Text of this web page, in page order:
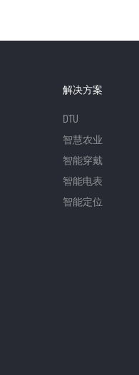
解决方案
DTU
智慧农业
智能穿戴
智能电表
智能定位